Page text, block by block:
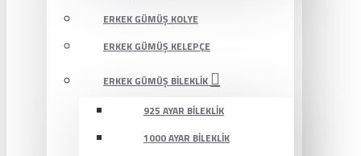
ERKEK GÜMÜŞ KOLYE
ERKEK GÜMÜŞ KELEPÇE
ERKEK GÜMÜŞ BILEKLIK
925 AYAR BILEKLIK
1000 AYAR BILEKLIK